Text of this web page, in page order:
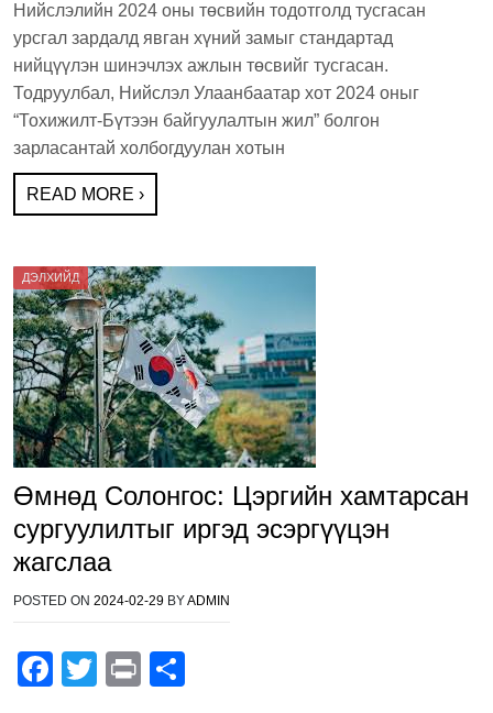
c
e
b
o
o
k
tt
er
t
ar
e
Нийслэлийн 2024 оны төсвийн тодотголд тусгасан
урсгал зардалд явган хүний замыг стандартад
нийцүүлэн шинэчлэх ажлын төсвийг тусгасан.
Тодруулбал, Нийслэл Улаанбаатар хот 2024 оныг
“Тохижилт-Бүтээн байгуулалтын жил” болгон
зарласантай холбогдуулан хотын
READ MORE ›
ДЭЛХИЙД
Өмнөд Солонгос: Цэргийн хамтарсан
сургуулилтыг иргэд эсэргүүцэн
жагслаа
POSTED ON 2024-02-29 BYADMIN
F
T
Pr